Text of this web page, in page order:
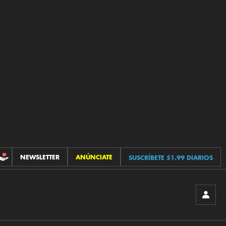
CONTRIBUCIONES
NEWSLETTER ANÚNCIATE SUSCRÍBETE $1.99 DIARIOS